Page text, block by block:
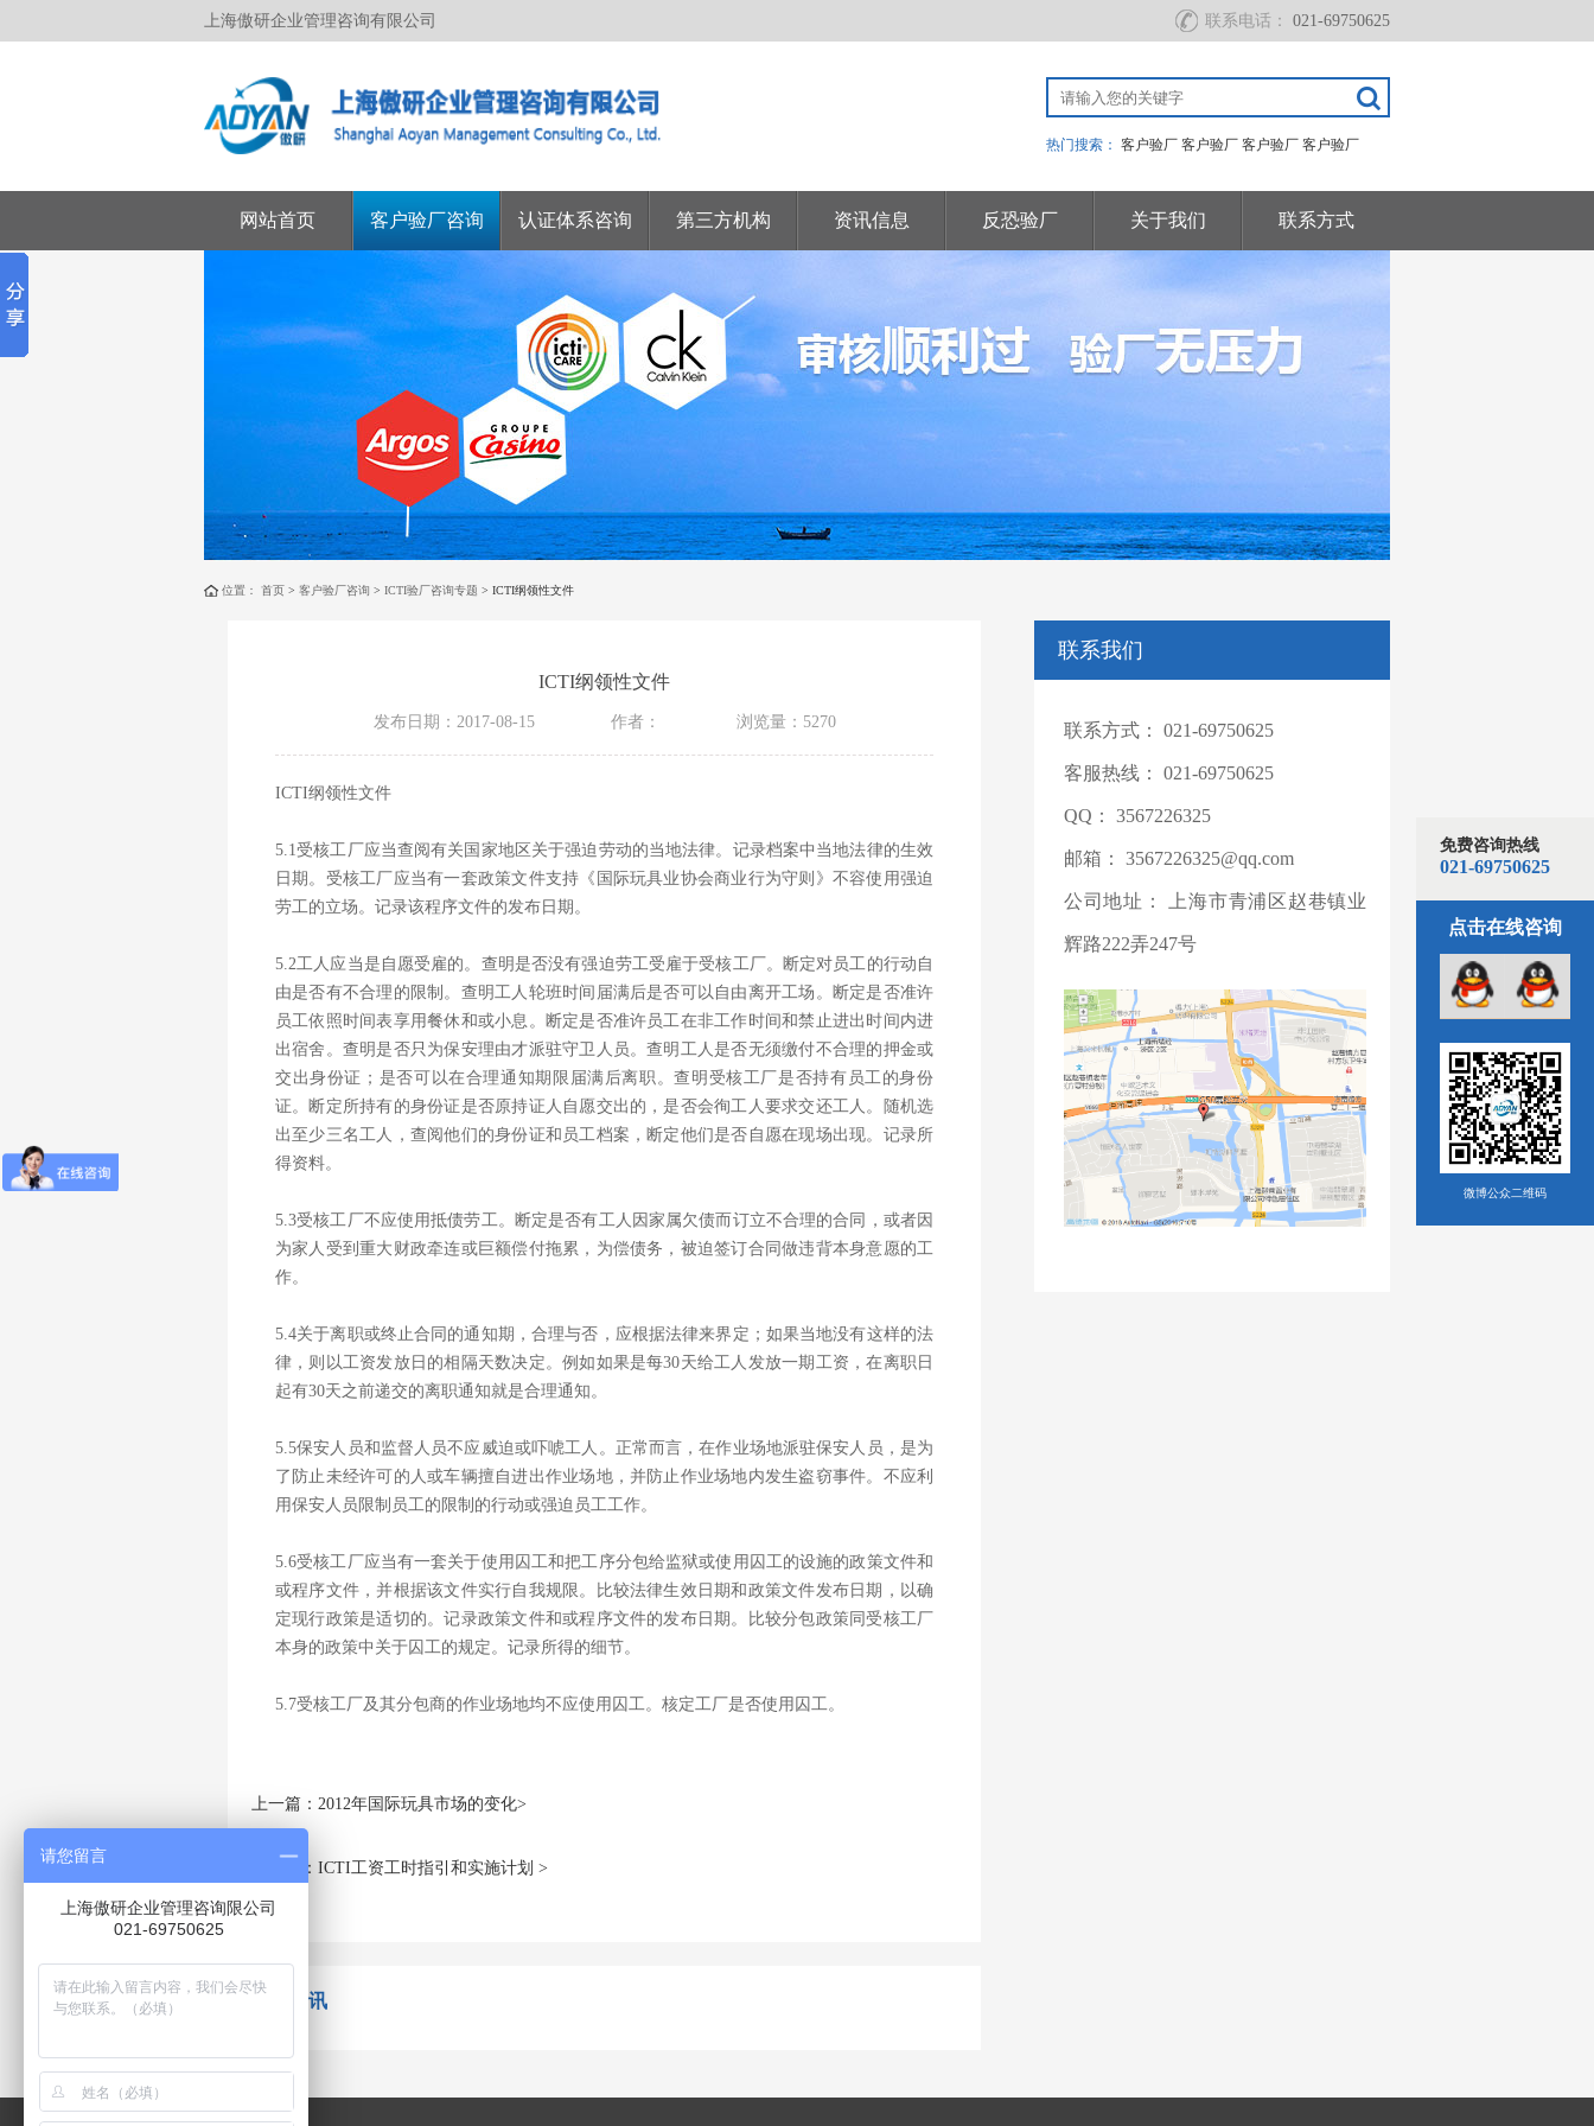
上海傲研企业管理咨询有限公司 联系电话： 021-69750625
热门搜索： 客户验厂 客户验厂 客户验厂 客户验厂
网站首页 客户验厂咨询 认证体系咨询 第三方机构 资讯信息 反恐验厂 关于我们 联系方式
位置： 首页 > 客户验厂咨询 > ICTI验厂咨询专题 > ICTI纲领性文件
ICTI纲领性文件
发布日期：2017-08-15 作者： 浏览量：5270
ICTI纲领性文件
5.1受核工厂应当查阅有关国家地区关于强迫劳动的当地法律。记录档案中当地法律的生效
日期。受核工厂应当有一套政策文件支持《国际玩具业协会商业行为守则》不容使用强迫
劳工的立场。记录该程序文件的发布日期。
5.2工人应当是自愿受雇的。查明是否没有强迫劳工受雇于受核工厂。断定对员工的行动自
由是否有不合理的限制。查明工人轮班时间届满后是否可以自由离开工场。断定是否准许
员工依照时间表享用餐休和或小息。断定是否准许员工在非工作时间和禁止进出时间内进
出宿舍。查明是否只为保安理由才派驻守卫人员。查明工人是否无须缴付不合理的押金或
交出身份证；是否可以在合理通知期限届满后离职。查明受核工厂是否持有员工的身份
证。断定所持有的身份证是否原持证人自愿交出的，是否会徇工人要求交还工人。随机选
出至少三名工人，查阅他们的身份证和员工档案，断定他们是否自愿在现场出现。记录所
得资料。
5.3受核工厂不应使用抵债劳工。断定是否有工人因家属欠债而订立不合理的合同，或者因
为家人受到重大财政牵连或巨额偿付拖累，为偿债务，被迫签订合同做违背本身意愿的工
作。
5.4关于离职或终止合同的通知期，合理与否，应根据法律来界定；如果当地没有这样的法
律，则以工资发放日的相隔天数决定。例如如果是每30天给工人发放一期工资，在离职日
起有30天之前递交的离职通知就是合理通知。
5.5保安人员和监督人员不应威迫或吓唬工人。正常而言，在作业场地派驻保安人员，是为
了防止未经许可的人或车辆擅自进出作业场地，并防止作业场地内发生盗窃事件。不应利
用保安人员限制员工的限制的行动或强迫员工工作。
5.6受核工厂应当有一套关于使用囚工和把工序分包给监狱或使用囚工的设施的政策文件和
或程序文件，并根据该文件实行自我规限。比较法律生效日期和政策文件发布日期，以确
定现行政策是适切的。记录政策文件和或程序文件的发布日期。比较分包政策同受核工厂
本身的政策中关于囚工的规定。记录所得的细节。
5.7受核工厂及其分包商的作业场地均不应使用囚工。核定工厂是否使用囚工。
上一篇：2012年国际玩具市场的变化>
下一篇：ICTI工资工时指引和实施计划 >
相关资讯
联系我们
联系方式： 021-69750625
客服热线： 021-69750625
QQ： 3567226325
邮箱： 3567226325@qq.com
公司地址： 上海市青浦区赵巷镇业
辉路222弄247号
免费咨询热线
021-69750625
点击在线咨询
微博公众二维码
请您留言
上海傲研企业管理咨询限公司
021-69750625